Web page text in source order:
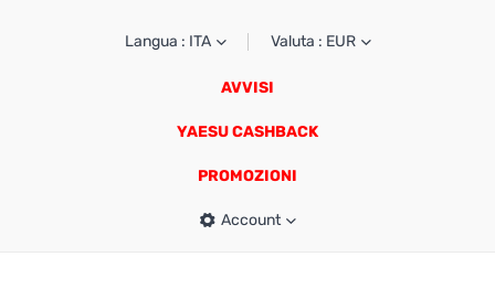
Langua : ITA Valuta : EUR
AVVISI
YAESU CASHBACK
PROMOZIONI
Account